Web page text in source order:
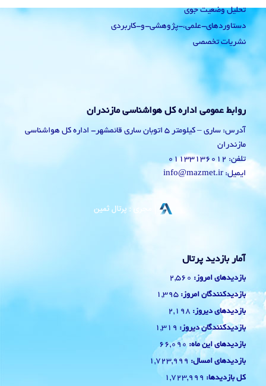
تحلیل وضعیت جوی
دستاوردهای-علمی،-پژوهشی-و-کاربردی
نشریات تخصصی
روابط عمومی اداره کل هواشناسی مازندران
آدرس: ساری – کیلومتر 5 اتوبان ساری قائمشهر- اداره کل هواشناسی
مازندران
تلفن: 01133136012
ایمیل: info@mazmet.ir
آمار بازدید پرتال
بازدیدهای امروز: 2,560
بازدیدکنندگان امروز: 1,395
بازدیدهای دیروز: 2,198
بازدیدکنندگان دیروز: 1,319
بازدیدهای این ماه: 66,090
بازدیدهای امسال: 1,723,999
کل بازدیدها: 1,723,999